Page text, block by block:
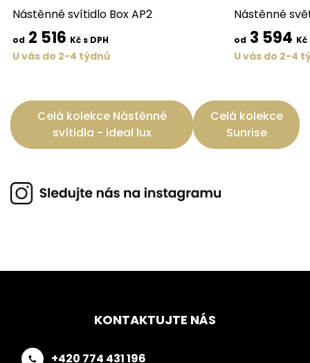
Nástěnné svítidlo Box AP2
od 2 516 Kč s DPH
U vás do 2-4 týdnů
Nástěnné
od 3 594 Kč
U vás do 2-4
Celá kolekce Nástěnné
svítidla - ideal lux
Celá kolekce
Sunrise
KONTAKTUJTE NÁS
+420 774 431 196